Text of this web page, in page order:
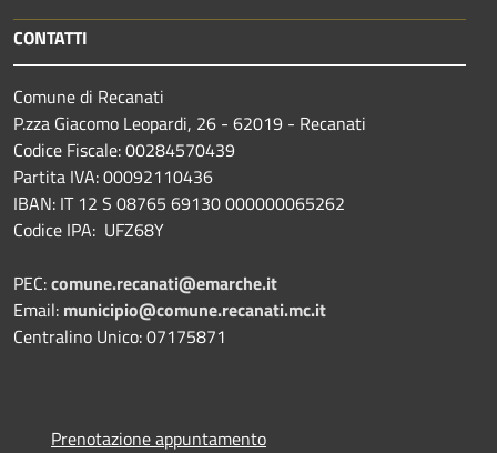
CONTATTI
Comune di Recanati
P.zza Giacomo Leopardi, 26 - 62019 - Recanati
Codice Fiscale: 00284570439
Partita IVA: 00092110436
IBAN: IT 12 S 08765 69130 000000065262
Codice IPA: UFZ68Y
PEC:comune.recanati@emarche.it
Email: municipio@comune.recanati.mc.it
Centralino Unico: 07175871
Prenotazione appuntamento